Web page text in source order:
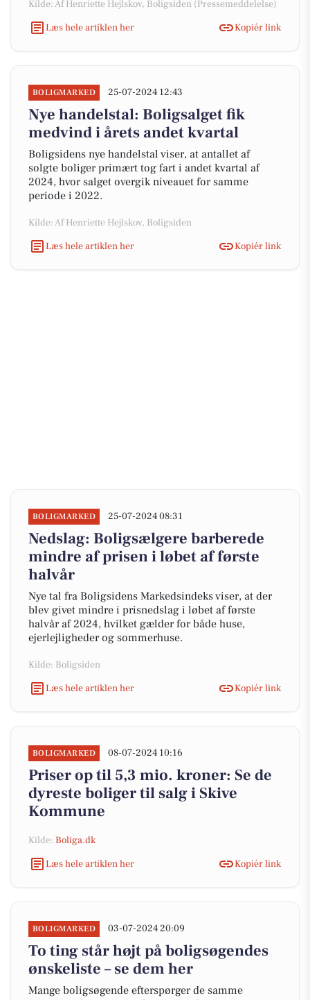
Kilde: Af Henriette Hejlskov, Boligsiden (Pressemeddelelse)
Læs hele artiklen her
Kopiér link
BOLIGMARKED 25-07-2024 12:43
Nye handelstal: Boligsalget fik
medvind i årets andet kvartal
Boligsidens nye handelstal viser, at antallet af
solgte boliger primært tog fart i andet kvartal af
2024, hvor salget overgik niveauet for samme
periode i 2022.
Kilde: Af Henriette Hejlskov, Boligsiden
Læs hele artiklen her
Kopiér link
BOLIGMARKED 25-07-2024 08:31
Nedslag: Boligsælgere barberede
mindre af prisen i løbet af første
halvår
Nye tal fra Boligsidens Markedsindeks viser, at der
blev givet mindre i prisnedslag i løbet af første
halvår af 2024, hvilket gælder for både huse,
ejerlejligheder og sommerhuse.
Kilde: Boligsiden
Læs hele artiklen her
Kopiér link
BOLIGMARKED 08-07-2024 10:16
Priser op til 5,3 mio. kroner: Se de
dyreste boliger til salg i Skive
Kommune
Kilde: Boliga.dk
Læs hele artiklen her
Kopiér link
BOLIGMARKED 03-07-2024 20:09
To ting står højt på boligsøgendes
ønskeliste – se dem her
Mange boligsøgende efterspørger de samme